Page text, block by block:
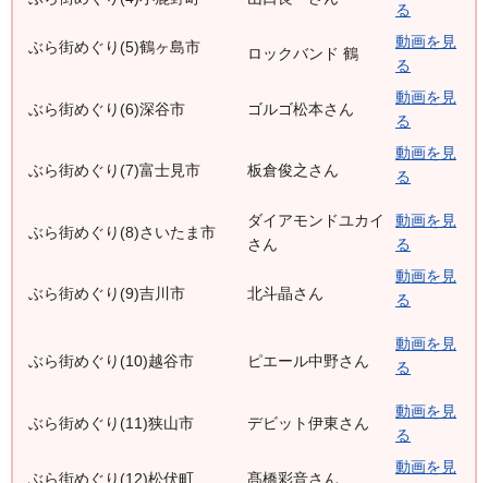
る
ぶら街めぐり(5)鶴ヶ島市 ロックバンド 鶴
動画を見
る
ぶら街めぐり(6)深谷市 ゴルゴ松本さん
動画を見
る
ぶら街めぐり(7)富士見市 板倉俊之さん
動画を見
る
ぶら街めぐり(8)さいたま市
ダイアモンドユカイ
さん
動画を見
る
ぶら街めぐり(9)吉川市 北斗晶さん
動画を見
る
ぶら街めぐり(10)越谷市 ピエール中野さん
動画を見
る
ぶら街めぐり(11)狭山市 デビット伊東さん
動画を見
る
ぶら街めぐり(12)松伏町 髙橋彩音さん
動画を見